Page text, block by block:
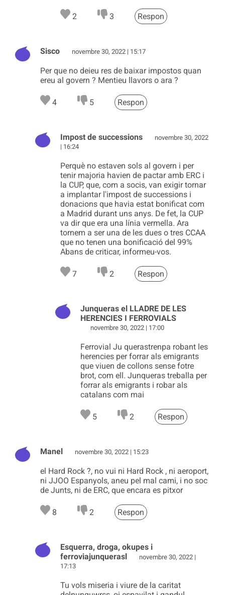
2 3 Respon
Sisco novembre 30, 2022 | 15:17
Per que no deieu res de baixar impostos quan
ereu al govern ? Mentieu llavors o ara ?
4 5 Respon
Impost de successions
novembre 30, 2022
| 16:24
Perquè no estaven sols al govern i per
tenir majoria havien de pactar amb ERC i
la CUP, que, com a socis, van exigir tornar
a implantar l'impost de successions i
donacions que havia estat bonificat com
a Madrid durant uns anys. De fet, la CUP
va dir que era una línia vermella. Ara
tornem a ser una de les dues o tres CCAA
que no tenen una bonificació del 99%
Abans de criticar, informeu-vos.
7 2 Respon
Junqueras el LLADRE DE LES
HERENCIES I FERROVIALS
novembre 30, 2022 | 17:00
Ferrovial Ju querastrenpa robant les
herencies per forrar als emigrants
que viuen de collons sense fotre
brot, com ell. Junqueras treballa per
forrar als emigrants i robar als
catalans com mai
5 2 Respon
Manel novembre 30, 2022 | 15:23
el Hard Rock ?, no vui ni Hard Rock , ni aeroport,
ni JJOO Espanyols, aneu pel mal cami, i no soc
de Junts, ni de ERC, que encara es pitxor
8 2 Respon
Esquerra, droga, okupes i
ferroviajunquerasl
novembre 30, 2022 |
17:13
Tu vols miseria i viure de la caritat